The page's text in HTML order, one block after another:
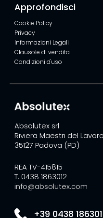
Approfondisci
Cookie Policy
Privacy
Informazioni Legali
Clausole di vendita
Condizioni d'uso
Absolutex srl
Riviera Maestri del
35127 Padova (PD)
REA TV-415815
T. 0438 1863012
info@absolutex.com
+39 0438